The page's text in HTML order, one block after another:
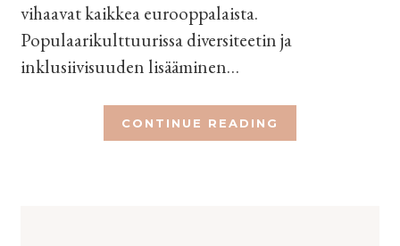
vihaavat kaikkea eurooppalaista.
Populaarikulttuurissa diversiteetin ja
inklusiivisuuden lisääminen…
CONTINUE READING